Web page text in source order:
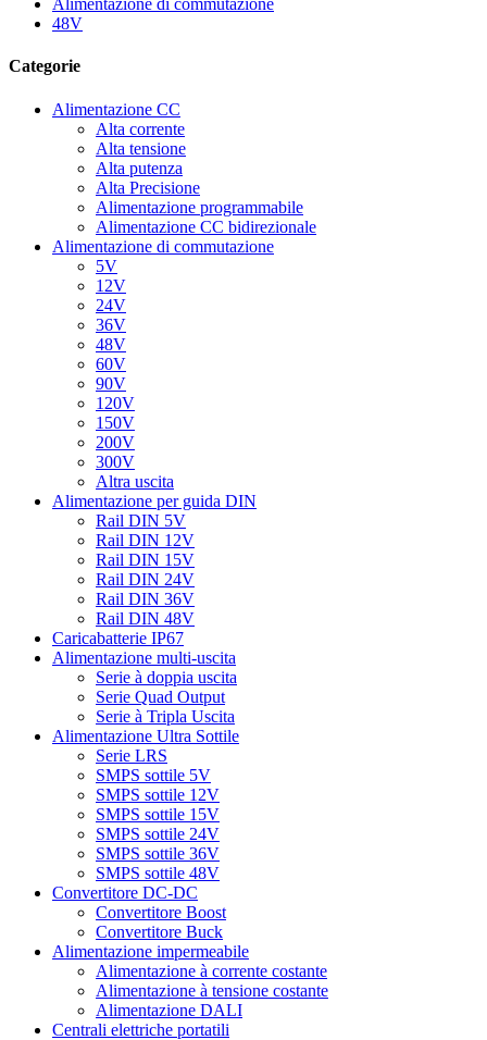
Alimentazione di commutazione
48V
Categorie
Alimentazione CC
Alta corrente
Alta tensione
Alta putenza
Alta Precisione
Alimentazione programmabile
Alimentazione CC bidirezionale
Alimentazione di commutazione
5V
12V
24V
36V
48V
60V
90V
120V
150V
200V
300V
Altra uscita
Alimentazione per guida DIN
Rail DIN 5V
Rail DIN 12V
Rail DIN 15V
Rail DIN 24V
Rail DIN 36V
Rail DIN 48V
Caricabatterie IP67
Alimentazione multi-uscita
Serie à doppia uscita
Serie Quad Output
Serie à Tripla Uscita
Alimentazione Ultra Sottile
Serie LRS
SMPS sottile 5V
SMPS sottile 12V
SMPS sottile 15V
SMPS sottile 24V
SMPS sottile 36V
SMPS sottile 48V
Convertitore DC-DC
Convertitore Boost
Convertitore Buck
Alimentazione impermeabile
Alimentazione à corrente costante
Alimentazione à tensione costante
Alimentazione DALI
Centrali elettriche portatili